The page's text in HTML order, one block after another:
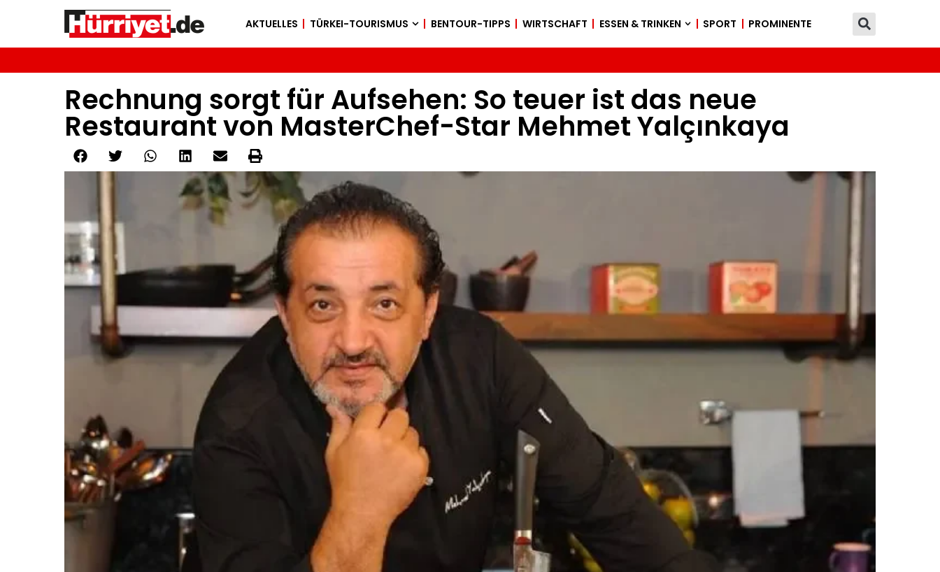
AKTUELLES TÜRKEI-TOURISMUS BENTOUR-TIPPS WIRTSCHAFT ESSEN & TRINKEN SPORT PROMINENTE
Rechnung sorgt für Aufsehen: So teuer ist das neue
Restaurant von MasterChef-Star Mehmet Yalçınkaya